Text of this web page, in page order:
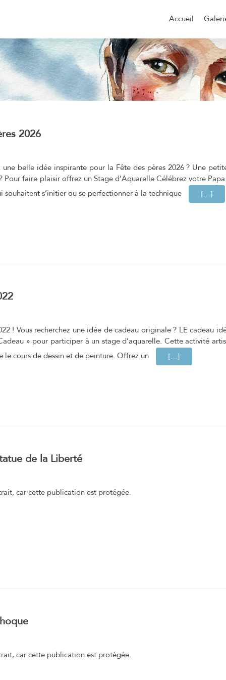
au
principal
Accueil
2026
une belle idée inspirante pour la Fête des pères 2026 ? Une
Pour faire plaisir offrez un Stage d’Aquarelle Célébrez votre
souhaitent s’initier ou se perfectionner à la technique
EN
[…]
! Vous recherchez une idée de cadeau originale ? LE cadeau
» pour participer à un stage d’aquarelle. Cette activité
le cours de dessin et de peinture. Offrez un
EN SAVOIR
[…]
de la Liberté
car cette publication est protégée.
car cette publication est protégée.